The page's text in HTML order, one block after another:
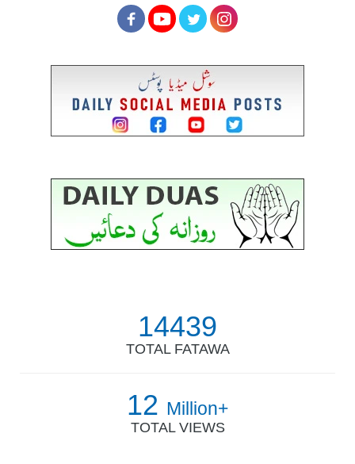
14439
TOTAL FATAWA
12 Million+
TOTAL VIEWS